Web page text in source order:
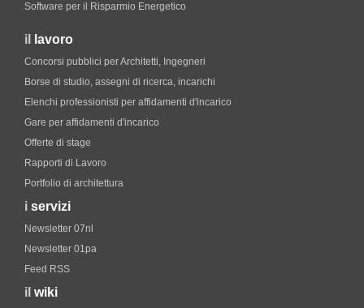
Software per il Risparmio Energetico
il lavoro
Concorsi pubblici per Architetti, Ingegneri
Borse di studio, assegni di ricerca, incarichi
Elenchi professionisti per affidamenti d'incarico
Gare per affidamenti d'incarico
Offerte di stage
Rapporti di Lavoro
Portfolio di architettura
i servizi
Newsletter 07nl
Newsletter 01pa
Feed RSS
il wiki